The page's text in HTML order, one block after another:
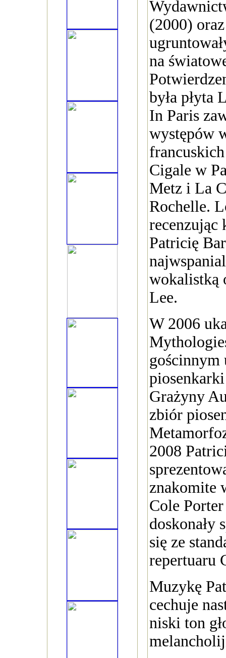
(2000)
na
była płyta
In Paris
występów
Cigale w
Metz i La
Rochelle.
recenzując
Patricię
wokalistką
Lee.
W 2006
gościnnym
Grażyny
zbiór
2008
znakomite
Cole
doskonały
się ze
repertuaru
Muzykę
cechuje
niski ton